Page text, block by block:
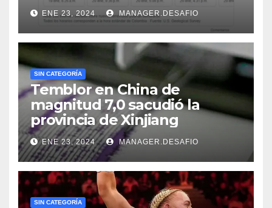
ENE 23, 2024 MANAGER.DESAFIO
SIN CATEGORÍA
Temblor en China de
magnitud 7,0 sacudió la
provincia de Xinjiang
ENE 23, 2024 MANAGER.DESAFIO
SIN CATEGORÍA